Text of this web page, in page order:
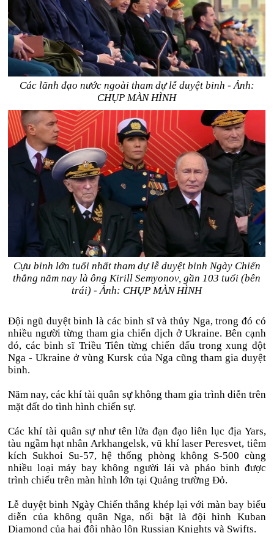
Các lãnh đạo nước ngoài tham dự lễ duyệt binh - Ảnh:
CHỤP MÀN HÌNH
Cựu binh lớn tuổi nhất tham dự lễ duyệt binh Ngày Chiến
thắng năm nay là ông Kirill Semyonov, gần 103 tuổi (bên
trái) - Ảnh: CHỤP MÀN HÌNH
Đội ngũ duyệt binh là các binh sĩ và thủy Nga, trong đó có
nhiều người từng tham gia chiến dịch ở Ukraine. Bên cạnh
đó, các binh sĩ Triều Tiên từng chiến đấu trong xung đột
Nga - Ukraine ở vùng Kursk của Nga cũng tham gia duyệt
binh.
Năm nay, các khí tài quân sự không tham gia trình diễn trên
mặt đất do tình hình chiến sự.
Các khí tài quân sự như tên lửa đạn đạo liên lục địa Yars,
tàu ngầm hạt nhân Arkhangelsk, vũ khí laser Peresvet, tiêm
kích Sukhoi Su-57, hệ thống phòng không S-500 cùng
nhiều loại máy bay không người lái và pháo binh được
trình chiếu trên màn hình lớn tại Quảng trường Đỏ.
Lễ duyệt binh Ngày Chiến thắng khép lại với màn bay biểu
diễn của không quân Nga, nổi bật là đội hình Kuban
Diamond của hai đội nhào lộn Russian Knights và Swifts.